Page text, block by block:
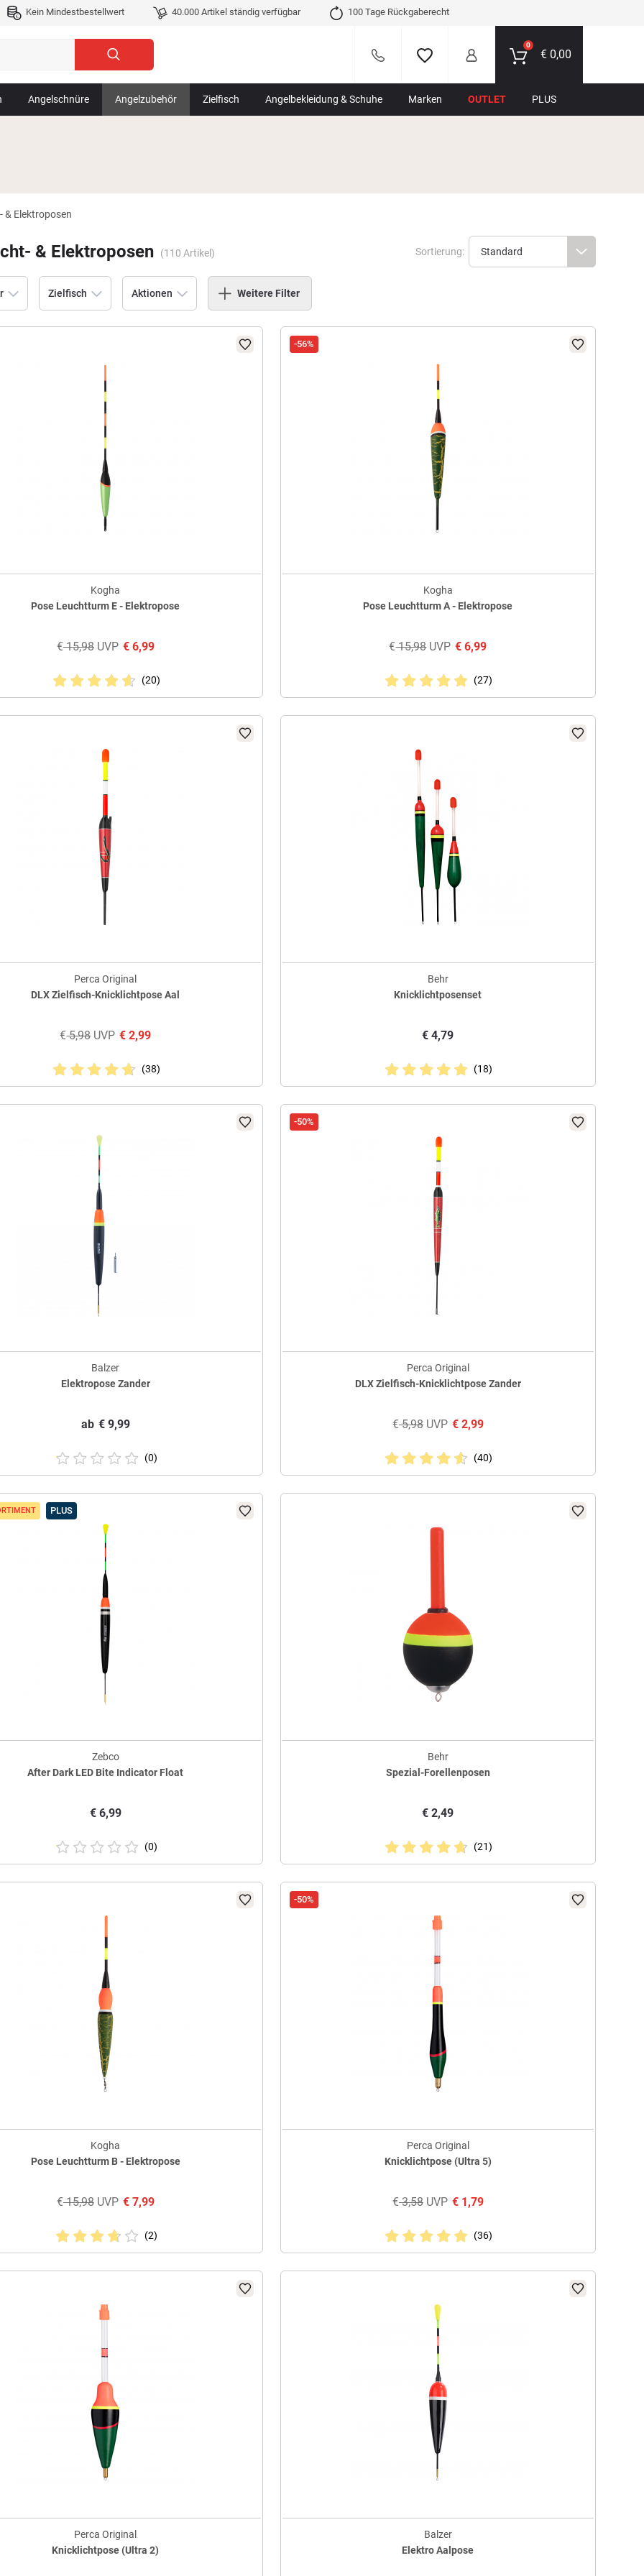
Kein Mindestbestellwert 40.000 Artikel ständig verfügbar 100 Tage Rückgaberecht
0
€0,00
Angelschnüre Angelzubehör Zielfisch Angelbekleidung & Schuhe Marken OUTLET PLUS
& Elektroposen
& Elektroposen (110 Artikel) Sortierung:
Zielfisch Aktionen Weitere Filter
Kogha
Pose Leuchtturm E - Elektropose
€15,98UVP €6,99
(20)
-56%
Kogha
Pose Leuchtturm A - Elektropose
€15,98UVP € 6,99
(27)
Perca Original
DLX Zielfisch-Knicklichtpose Aal
€5,98UVP € 2,99
(38)
Behr
Knicklichtposenset
€ 4,79
(18)
Balzer
Elektropose Zander
ab €9,99
(0)
-50%
Perca Original
DLX Zielfisch-Knicklichtpose Zander
€5,98UVP €2,99
(40)
PLUS
Zebco
After Dark LED Bite Indicator Float
€6,99
(0)
Behr
Spezial-Forellenposen
€ 2,49
(21)
Kogha
Pose Leuchtturm B - Elektropose
€15,98UVP €7,99
(2)
-50%
Perca Original
Knicklichtpose (Ultra 5)
€3,58UVP €1,79
(36)
Perca Original
Knicklichtpose (Ultra 2)
Balzer
Elektro Aalpose